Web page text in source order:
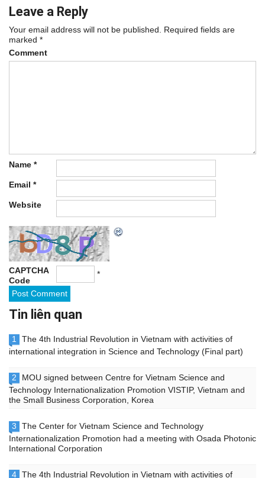
Leave a Reply
Your email address will not be published.
Required fields are
marked *
Comment
Name *
Email *
Website
CAPTCHA
Code
*
Tin liên quan
1
The 4th Industrial Revolution in Vietnam with activities of
international integration in Science and Technology (Final part)
2
MOU signed between Centre for Vietnam Science and
Technology Internationalization Promotion VISTIP, Vietnam and
the Small Business Corporation, Korea
3
The Center for Vietnam Science and Technology
Internationalization Promotion had a meeting with Osada Photonic
International Corporation
4 The 4th Industrial Revolution in Vietnam with activities of